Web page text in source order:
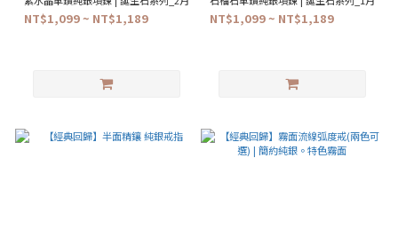
NT$1,099 ~ NT$1,189 NT$1,099 ~ NT$1,189